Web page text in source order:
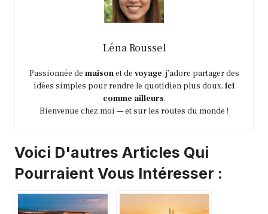
Léna Roussel
Passionnée de maisonet de voyage, j’adore partager des
idées simples pour rendre le quotidien plus doux, ici
comme ailleurs.
Bienvenue chez moi — et sur les routes du monde !
Voici D'autres Articles Qui
Pourraient Vous Intéresser :